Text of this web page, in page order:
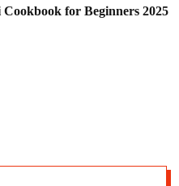
for Beginners 2025